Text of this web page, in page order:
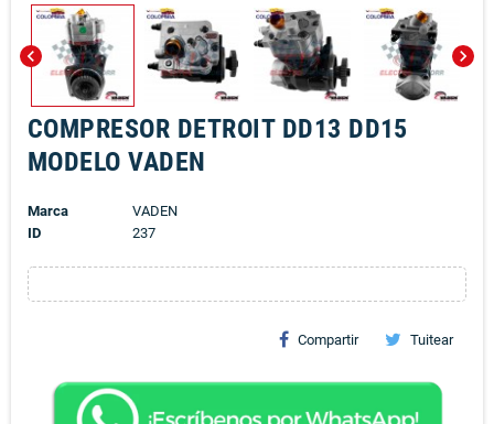
chevron_left chevron_right
COMPRESOR DETROIT DD13 DD15
MODELO VADEN
Marca
VADEN
ID
237
Compartir Tuitear